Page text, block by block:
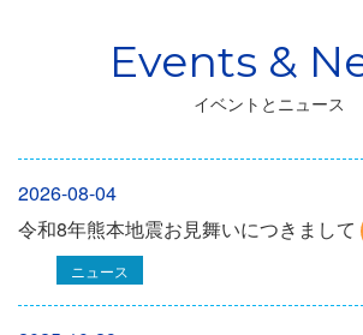
イベントとニュース
2026-08-04
令和8年熊本地震お見舞いにつきまして
ニュース